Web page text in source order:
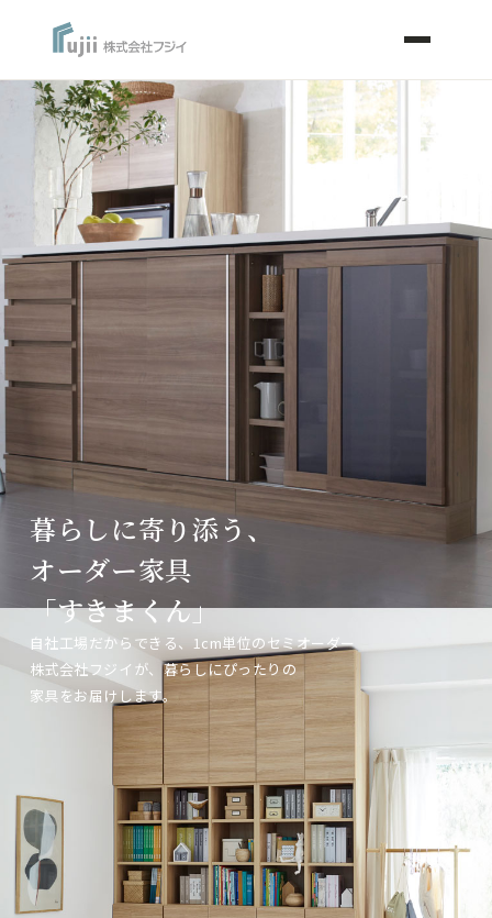
暮らしに寄り添う、
オーダー家具
「すきまくん」
自社工場だからできる、1cm単位のセミオーダー
株式会社フジイが、暮らしにぴったりの
家具をお届けします。
暮らしに寄り添う、
オーダー家具
「すきまくん」
自社工場だからできる、1cm単位のセミオーダー
株式会社フジイが、暮らしにぴったりの
家具をお届けします。
暮らしに寄り添う、
オーダー家具
「すきまくん」
自社工場だからできる、1cm単位のセミオーダー
株式会社フジイが、暮らしにぴったりの
家具をお届けします。